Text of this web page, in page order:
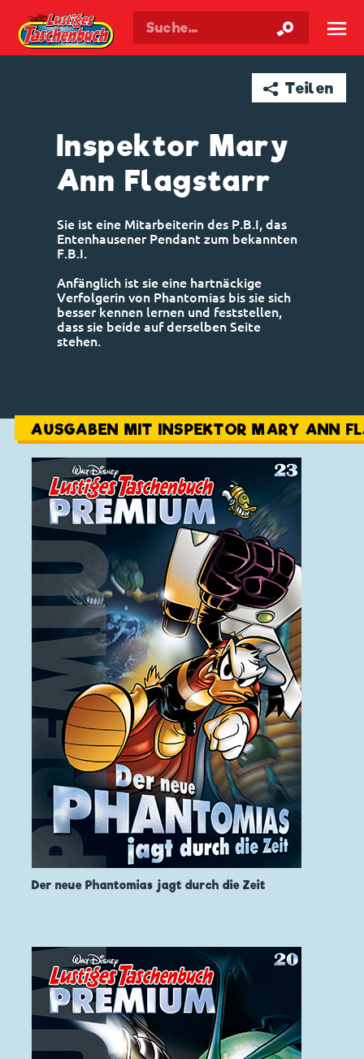
Walt Disneys Taschenbuch ☰
➦ Teilen
Inspektor Mary
Ann Flagstarr
Sie ist eine Mitarbeiterin des P.B.I, das
Entenhausener Pendant zum bekannten
F.B.I.
Anfänglich ist sie eine hartnäckige
Verfolgerin von Phantomias bis sie sich
besser kennen lernen und feststellen,
dass sie beide auf derselben Seite
stehen.
AUSGABEN MIT INSPEKTOR MARY ANN
Der neue Phantomias jagt durch die Zeit